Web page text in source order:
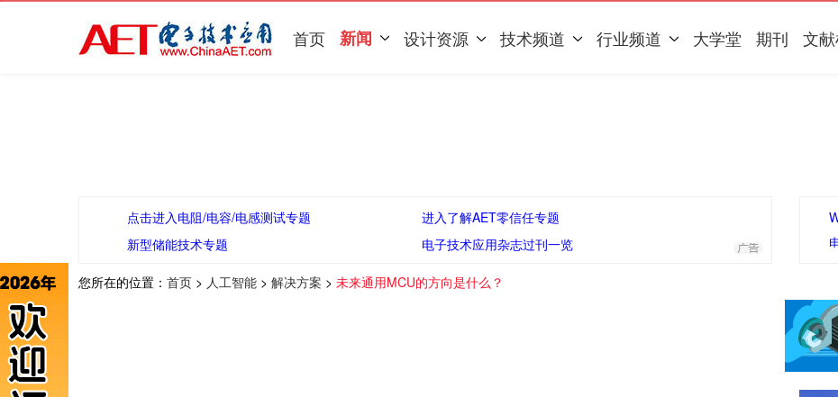
首页 新闻 设计资源 技术频道 行业频道 大学堂 期刊 文
点击进入电阻/电容/电感测试专题
进入了解AET零信任专题
新型储能技术专题
电子技术应用杂志过刊一览
您所在的位置： 首页 > 人工智能 > 解决方案 > 未来通用MCU的方向是什么？